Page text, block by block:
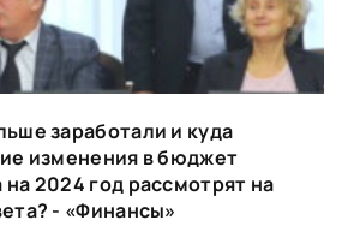
заработали и куда
изменения в бюджет
2024 год рассмотрят на
- «Финансы»